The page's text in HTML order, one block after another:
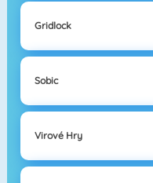
Gridlock
Sobic
Virové Hry